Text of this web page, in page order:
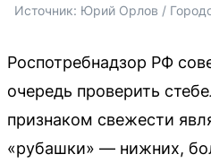
Источник: Юрий Орлов /
Роспотребнадзор РФ
очередь проверить
признаком свежести
«рубашки» — нижних,